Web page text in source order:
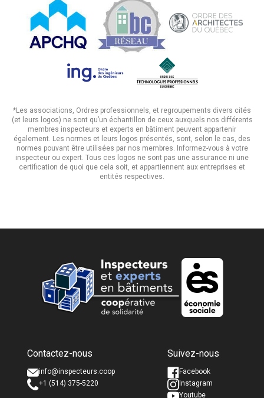
*Les associations, Ordres professionnels, et regroupements divers cités
(et leurs logos) ne sont qu’un échantillon de ceux auxquels nos différents
membres inspecteurs et experts en bâtiment peuvent appartenir
également. Les normes et leurs logos présentés, sont, selon le cas, des
normes pouvant être utilisées par nos membres. Informez-vous à votre
inspecteur ou expert. Tous ces logos ne sont pas une assurance ni une
certification de quoi que cela soit, et appartiennent aux entreprises et
entités respectives.
Nom complet *
Courriel *
Nom complet *
Courriel *
Contactez-nous
info@inspecteurs.coop
+1 (514) 375-5220
Suivez-nous
Facebook
Instagram
Youtube